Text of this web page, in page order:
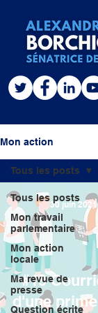
Mon action
Tous les posts
Mon travail
parlementaire
Mon action
locale
Ma revue de
presse
Question écrite
Tous les posts
#19
d'une
30 juin 2021